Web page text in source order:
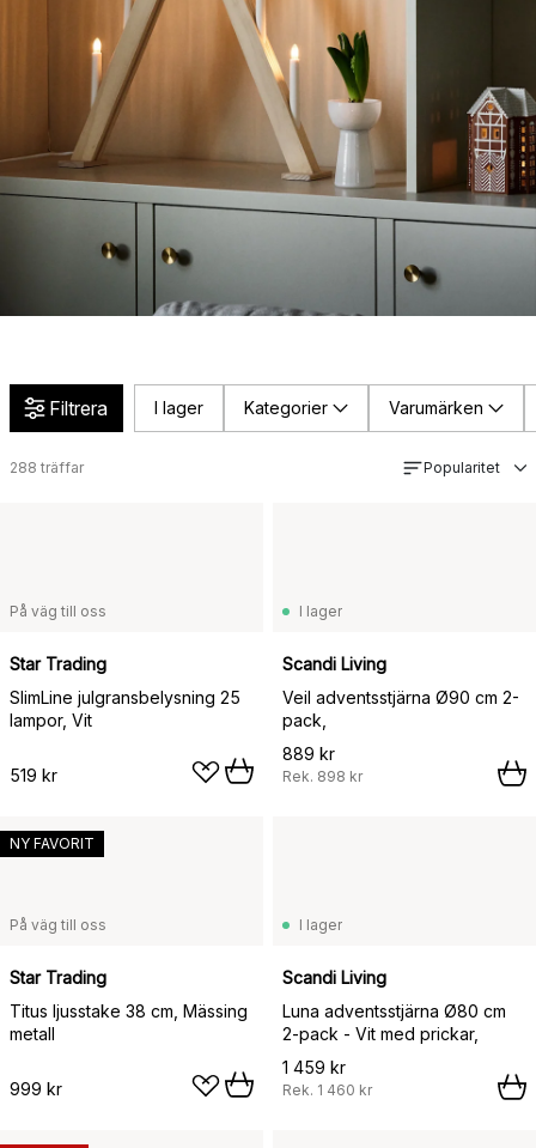
Filtrera I lager Kategorier Varumärken
288 träffar Popularitet
På väg till oss
Star Trading
SlimLine julgransbelysning 25
lampor, Vit
519 kr
I lager
Scandi Living
Veil adventsstjärna Ø90 cm 2-
pack,
889 kr
Rek. 898 kr
På väg till oss
Star Trading
Titus ljusstake 38 cm, Mässing
metall
999 kr
NY FAVORIT
I lager
Scandi Living
Luna adventsstjärna Ø80 cm
2-pack - Vit med prickar,
1 459 kr
Rek. 1 460 kr